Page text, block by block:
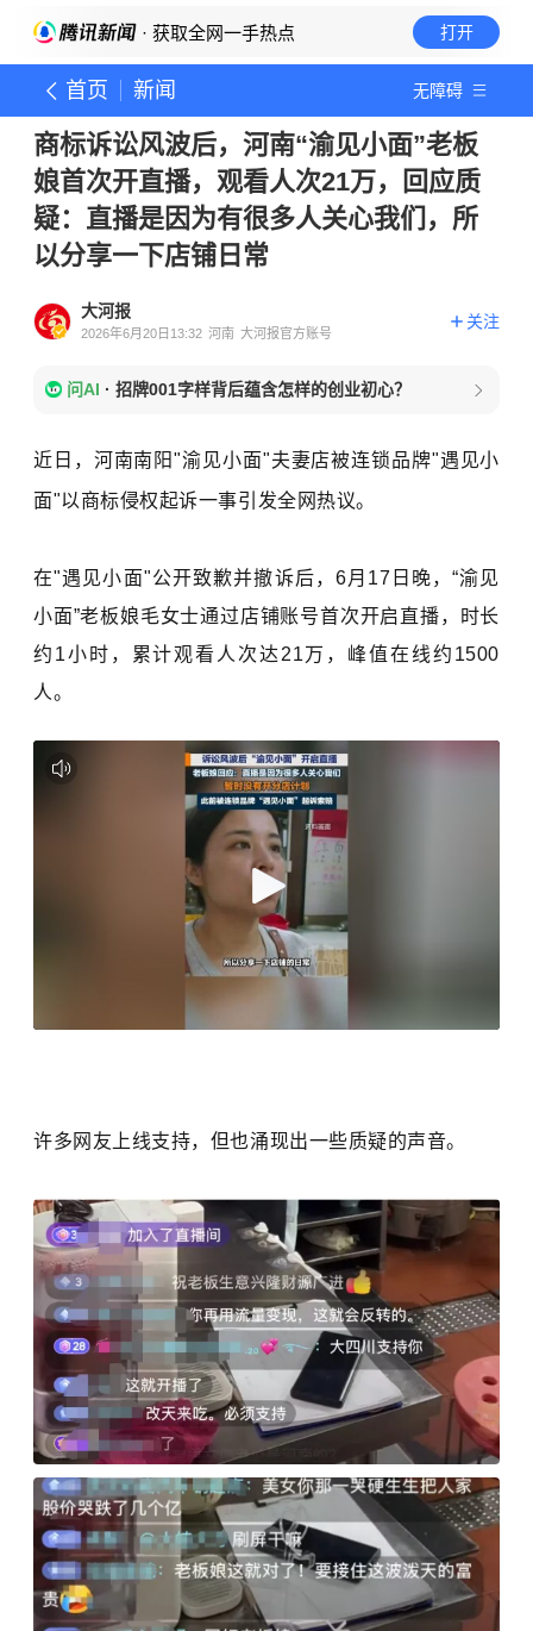
· 获取全网一手热点 打开
首页 新闻 无障碍
商标诉讼风波后，河南“渝见小面”老板
娘首次开直播，观看人次21万，回应质
疑：直播是因为有很多人关心我们，所
以分享一下店铺日常
大河报
2026年6月20日13:32 河南 大河报官方账号
关注
问AI · 招牌001字样背后蕴含怎样的创业初心？
近日，河南南阳"渝见小面"夫妻店被连锁品牌"遇见小
面"以商标侵权起诉一事引发全网热议。
在"遇见小面"公开致歉并撤诉后， 6月17日晚，“渝见
小面”老板娘毛女士通过店铺账号首次开启直播，时长
约1小时，累计观看人次达21万，峰值在线约1500
人。
许多网友上线支持，但也涌现出一些质疑的声音。